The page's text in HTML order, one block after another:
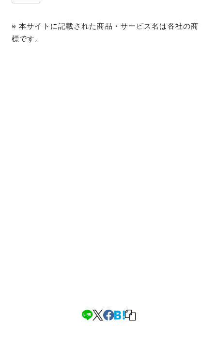
※ 本サイトに記載された商品・サービス名は各社の商
標です。